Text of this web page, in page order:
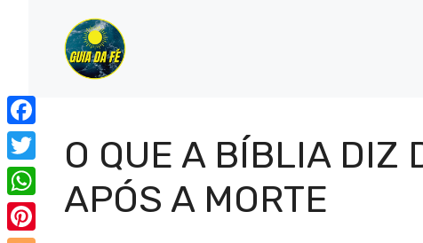
O QUE A BÍBLIA DIZ
APÓS A MORTE
Facebook
Twitter
WhatsApp